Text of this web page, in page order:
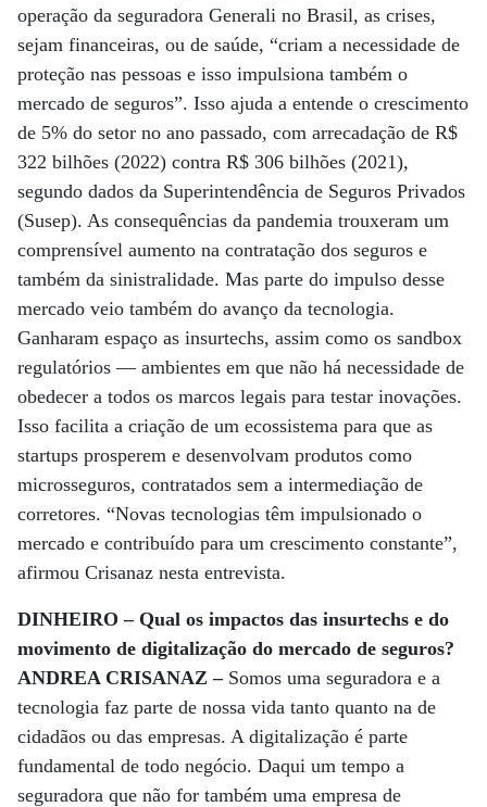
operação da seguradora Generali no Brasil, as crises,
sejam financeiras, ou de saúde, “criam a necessidade de
proteção nas pessoas e isso impulsiona também o
mercado de seguros”. Isso ajuda a entende o crescimento
de 5% do setor no ano passado, com arrecadação de R$
322 bilhões (2022) contra R$ 306 bilhões (2021),
segundo dados da Superintendência de Seguros Privados
(Susep). As consequências da pandemia trouxeram um
comprensível aumento na contratação dos seguros e
também da sinistralidade. Mas parte do impulso desse
mercado veio também do avanço da tecnologia.
Ganharam espaço as insurtechs, assim como os sandbox
regulatórios ­— ambientes em que não há necessidade de
obedecer a todos os marcos legais para testar inovações.
Isso facilita a criação de um ecossistema para que as
startups prosperem e desenvolvam produtos como
microsseguros, contratados sem a intermediação de
corretores. “Novas tecnologias têm impulsionado o
mercado e contribuído para um crescimento constante”,
afirmou Crisanaz nesta entrevista.
DINHEIRO – Qual os impactos das insurtechs e do
movimento de digitalização do mercado de seguros?
ANDREA CRISANAZ –Somos uma seguradora e a
tecnologia faz parte de nossa vida tanto quanto na de
cidadãos ou das empresas. A digitalização é parte
fundamental de todo negócio. Daqui um tempo a
seguradora que não for também uma empresa de